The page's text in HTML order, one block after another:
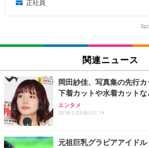
正社員
関連ニュース
岡田紗佳、写真集の先行カ
下着カットや水着カットな
エンタメ
2018.3.23(金) 21:14
元祖巨乳グラビアアイド